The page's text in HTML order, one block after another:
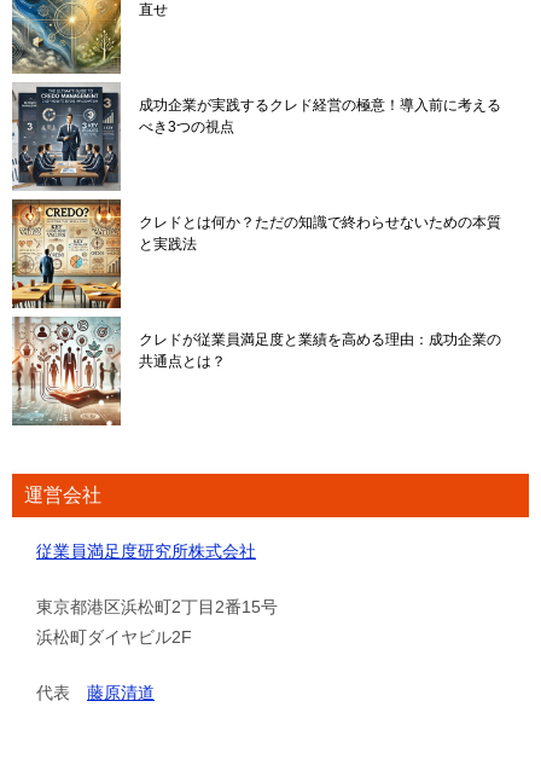
直せ
成功企業が実践するクレド経営の極意！導入前に考える
べき3つの視点
クレドとは何か？ただの知識で終わらせないための本質
と実践法
クレドが従業員満足度と業績を高める理由：成功企業の
共通点とは？
運営会社
従業員満足度研究所株式会社
東京都港区浜松町2丁目2番15号
浜松町ダイヤビル2F
代表 藤原清道